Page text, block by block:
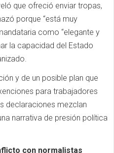
que ofreció enviar tropas,
porque “está muy
como “elegante y
la capacidad del Estado
y de un posible plan que
para trabajadores
declaraciones mezclan
narrativa de presión política
con normalistas